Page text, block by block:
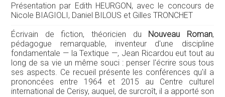
Présentation par Edith HEURGON, avec le concours de
Nicole BIAGIOLI, Daniel BILOUS et Gilles TRONCHET
Écrivain de fiction, théoricien du Nouveau Roman,
pédagogue remarquable, inventeur d'une discipline
fondamentale — la Textique —, Jean Ricardou eut tout au
long de sa vie un même souci : penser l'écrire sous tous
ses aspects. Ce recueil présente les conférences qu'il a
prononcées entre 1964 et 2015 au Centre culturel
international de Cerisy, auquel, de surcroît, il a apporté son